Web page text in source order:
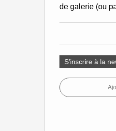
de galerie (ou
S'inscrire à la